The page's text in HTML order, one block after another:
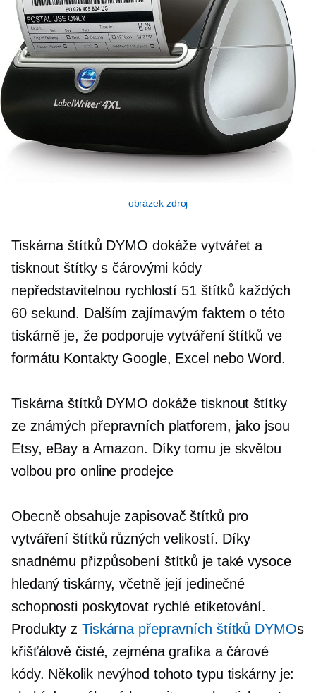
obrázek zdroj
Tiskárna štítků DYMO dokáže vytvářet a
tisknout štítky s čárovými kódy
nepředstavitelnou rychlostí 51 štítků každých
60 sekund. Dalším zajímavým faktem o této
tiskárně je, že podporuje vytváření štítků ve
formátu Kontakty Google, Excel nebo Word.
Tiskárna štítků DYMO dokáže tisknout štítky
ze známých přepravních platforem, jako jsou
Etsy, eBay a Amazon. Díky tomu je skvělou
volbou pro online prodejce
Obecně obsahuje zapisovač štítků pro
vytváření štítků různých velikostí. Díky
snadnému přizpůsobení štítků je také vysoce
hledaný tiskárny, včetně její jedinečné
schopnosti poskytovat rychlé etiketování.
Produkty z Tiskárna přepravních štítků DYMOs
křišťálově čisté, zejména grafika a čárové
kódy. Několik nevýhod tohoto typu tiskárny je: